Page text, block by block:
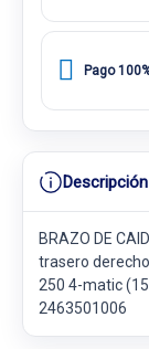
Pago
BRAZO DE
trasero
250 4-matic
2463501006